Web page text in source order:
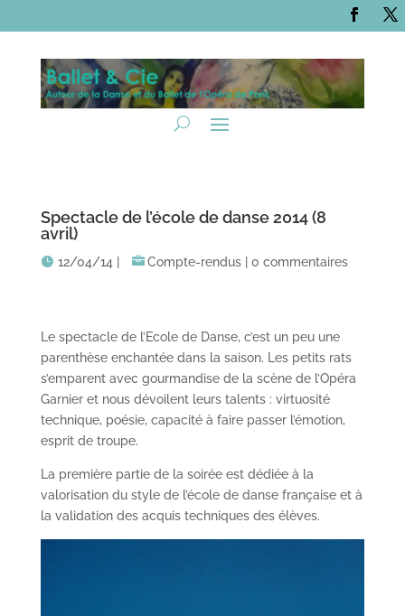
Spectacle de l’école de danse 2014 (8
avril)
12/04/14| Compte-rendus| 0 commentaires
Le spectacle de l’Ecole de Danse, c’est un peu une
parenthèse enchantée dans la saison. Les petits rats
s’emparent avec gourmandise de la scène de l’Opéra
Garnier et nous dévoilent leurs talents : virtuosité
technique, poésie, capacité à faire passer l’émotion,
esprit de troupe.
La première partie de la soirée est dédiée à la
valorisation du style de l’école de danse française et à
la validation des acquis techniques des élèves.